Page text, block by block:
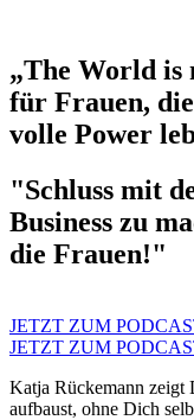
„The World is
für Frauen,
volle Power
"Schluss mit
Business zu
die Frauen!"
JETZT ZUM
JETZT ZUM
Katja Rückemann zeigt
aufbaust, ohne Dich